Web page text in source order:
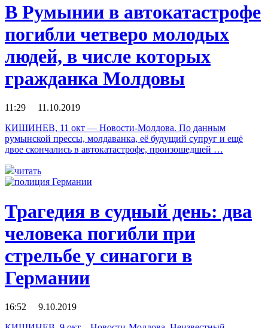
В Румынии в автокатастрофе
погибли четверо молодых
людей, в числе которых
гражданка Молдовы
11:29 11.10.2019
КИШИНЕВ, 11 окт — Новости-Молдова. По данным
румынской прессы, молдаванка, её будущий супруг и ещё
двое скончались в автокатастрофе, произошедшей …
читать
Трагедия в судный день: два
человека погибли при
стрельбе у синагоги в
Германии
16:52 9.10.2019